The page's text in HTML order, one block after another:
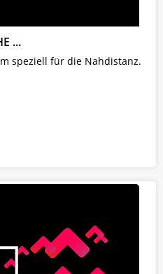
...
speziell für die Nahdistanz.